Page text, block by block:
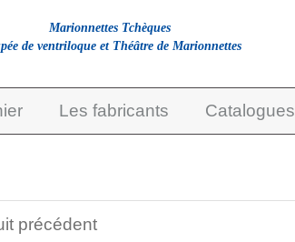
Les fabricants Catalogues
précédent
Marionnettes Tchèques
de ventriloque et Théâtre de Marionnettes